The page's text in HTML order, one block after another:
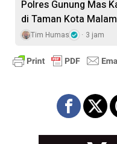
Polres Gunung Mas
di Taman Kota
Tim Humas 3 jam